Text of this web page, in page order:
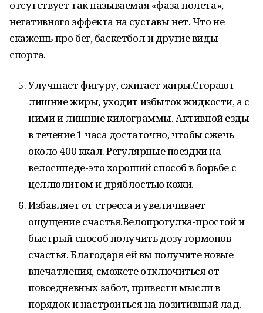
отсутствует так называемая «фаза полета»,
негативного эффекта на суставы нет. Что не
скажешь про бег, баскетбол и другие виды
спорта.
Улучшает фигуру, сжигает жиры.Сгорают
лишние жиры, уходит избыток жидкости, а с
ними и лишние килограммы. Активной езды
в течение 1 часа достаточно, чтобы сжечь
около 400 ккал. Регулярные поездки на
велосипеде-это хороший способ в борьбе с
целлюлитом и дряблостью кожи.
Избавляет от стресса и увеличивает
ощущение счастья.Велопрогулка-простой и
быстрый способ получить дозу гормонов
счастья. Благодаря ей вы получите новые
впечатления, сможете отключиться от
повседневных забот, привести мысли в
порядок и настроиться на позитивный лад.